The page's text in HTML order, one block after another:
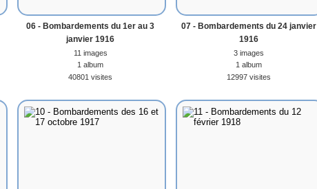
06 - Bombardements du 1er au 3
janvier 1916
11 images
1 album
40801 visites
07 - Bombardements du 24 janvier
1916
3 images
1 album
12997 visites